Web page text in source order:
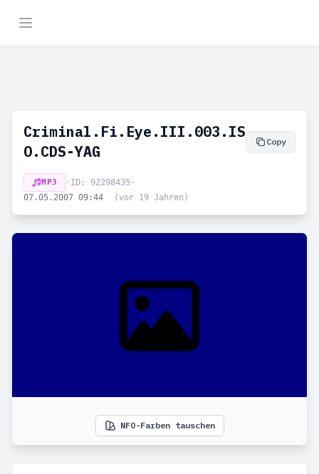
Criminal.Fi.Eye.III.003.IS
O.CDS-YAG
Copy
MP3 • ID: 92298435 •
07.05.2007 09:44
(vor 19 Jahren)
NFO-Farben tauschen